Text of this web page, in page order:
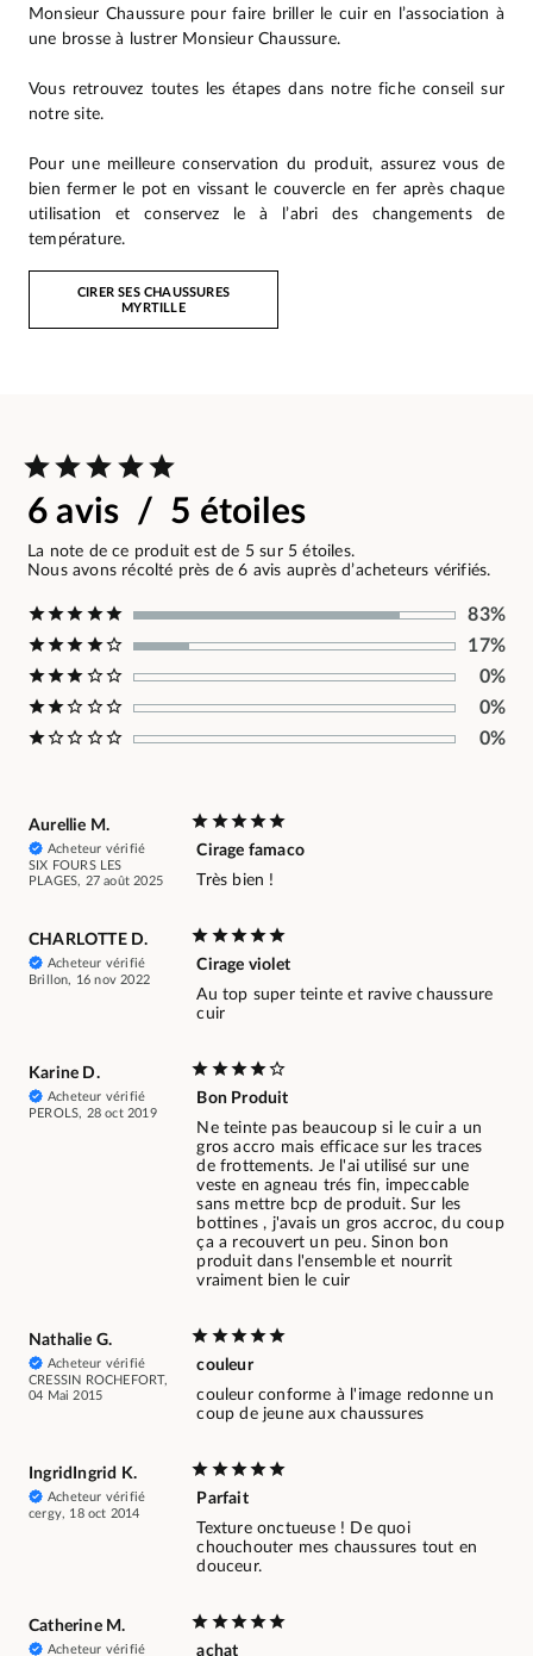
Monsieur Chaussure pour faire briller le cuir en l’association à
une brosse à lustrer Monsieur Chaussure.
Vous retrouvez toutes les étapes dans notre fiche conseil sur
notre site.
Pour une meilleure conservation du produit, assurez vous de
bien fermer le pot en vissant le couvercle en fer après chaque
utilisation et conservez le à l’abri des changements de
température.
CIRER SES CHAUSSURES
MYRTILLE
6 avis / 5 étoiles
La note de ce produit est de 5 sur 5 étoiles.
Nous avons récolté près de 6 avis auprès d’acheteurs vérifiés.
83%
17%
0%
0%
0%
Aurellie M.
Acheteur vérifié
SIX FOURS LES
PLAGES, 27 août 2025
Cirage famaco
Très bien !
CHARLOTTE D.
Acheteur vérifié
Brillon, 16 nov 2022
Cirage violet
Au top super teinte et ravive chaussure
cuir
Karine D.
Acheteur vérifié
PEROLS, 28 oct 2019
Bon Produit
Ne teinte pas beaucoup si le cuir a un
gros accro mais efficace sur les traces
de frottements. Je l'ai utilisé sur une
veste en agneau trés fin, impeccable
sans mettre bcp de produit. Sur les
bottines , j'avais un gros accroc, du coup
ça a recouvert un peu. Sinon bon
produit dans l'ensemble et nourrit
vraiment bien le cuir
Nathalie G.
Acheteur vérifié
CRESSIN ROCHEFORT,
04 Mai 2015
couleur
couleur conforme à l'image redonne un
coup de jeune aux chaussures
IngridIngrid K.
Acheteur vérifié
cergy, 18 oct 2014
Parfait
Texture onctueuse ! De quoi
chouchouter mes chaussures tout en
douceur.
Catherine M.
Acheteur vérifié achat